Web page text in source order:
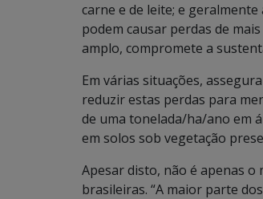
carne e de leite; e
podem causar perdas de
amplo, compromete a
Em várias situações,
reduzir estas perdas para
de uma tonelada/ha/ano em
em solos sob vegetação
Apesar disto, não é apenas
brasileiras. “A maior parte